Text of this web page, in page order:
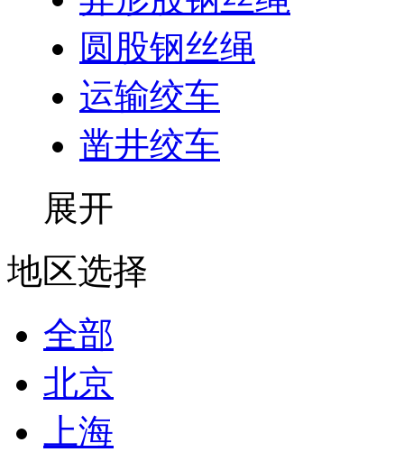
圆股钢丝绳
运输绞车
凿井绞车
展开
地区选择
全部
北京
上海